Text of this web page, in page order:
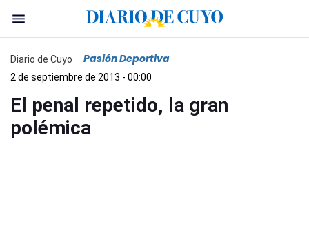
Diario de Cuyo Pasión Deportiva
2 de septiembre de 2013 - 00:00
El penal repetido, la gran
polémica